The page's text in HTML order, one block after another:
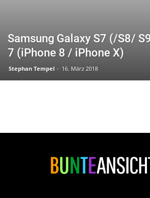
Samsung Galaxy S7 (/S8/
7 (iPhone 8 / iPhone X)
Stephan Tempel - 16. März 2018